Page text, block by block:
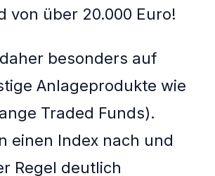
von über 20.000 Euro!
besonders auf
Anlageprodukte wie
Traded Funds).
einen Index nach und
Regel deutlich